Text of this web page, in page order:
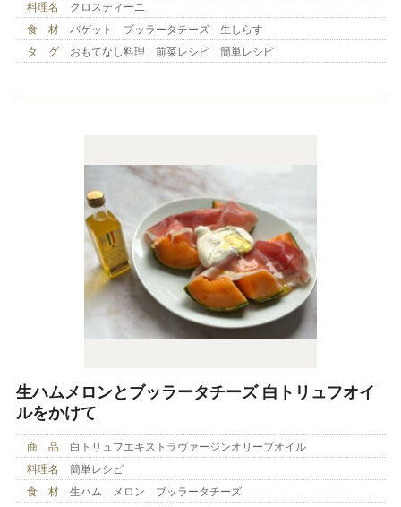
料理名
クロスティーニ
食 材
バゲット ブッラータチーズ 生しらす
タ グ
おもてなし料理 前菜レシピ 簡単レシピ
生ハムメロンとブッラータチーズ 白トリュフオイ
ルをかけて
商 品
白トリュフエキストラヴァージンオリーブオイル
料理名
簡単レシピ
食 材
生ハム メロン ブッラータチーズ